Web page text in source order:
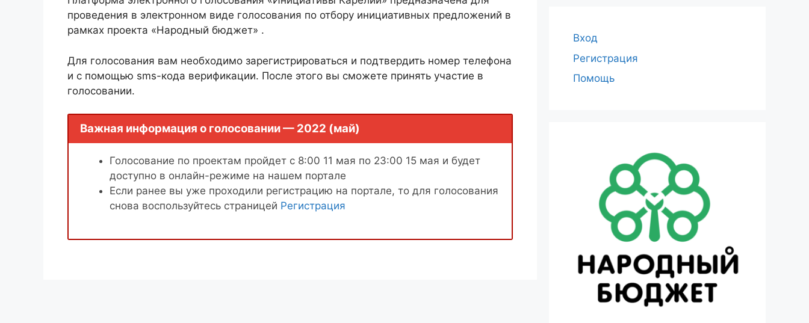
проведения в электронном виде голосования по отбору инициативных предложений в
рамках проекта «Народный бюджет» .
Для голосования вам необходимо зарегистрироваться и подтвердить номер телефона
и с помощью sms-кода верификации. После этого вы сможете принять участие в
голосовании.
Важная информация о голосовании — 2022 (май)
Голосование по проектам пройдет с 8:00 11 мая по 23:00 15 мая и будет
доступно в онлайн-режиме на нашем портале
Если ранее вы уже проходили регистрацию на портале, то для голосования
снова воспользуйтесь страницей Регистрация
Вход
Регистрация
Помощь